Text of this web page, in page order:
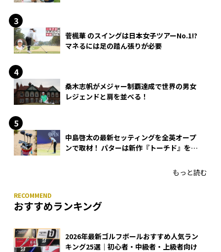
菅楓華 のスイングは日本女子ツアーNo.1!?
マネるには足の踏ん張りが必要
桑木志帆がメジャー制覇達成で世界の男女
レジェンドと肩を並べる！
中島啓太の最新セッティングを全英オープ
ンで取材！ パターは新作『トーチド』を投
もっと読む
おすすめランキング
2026年最新ゴルフボールおすすめ人気ラン
キング25選｜初心者・中級者・上級者向け